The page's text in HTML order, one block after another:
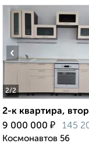
2/2
‹
2-к квартира,
9 000 000 ₽ 145
Космонавтов 56